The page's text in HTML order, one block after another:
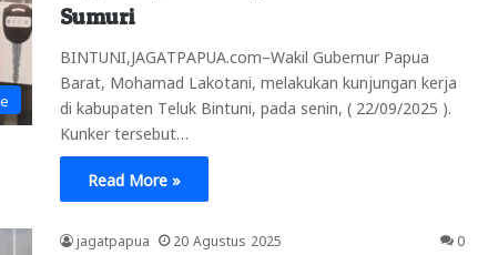
Sumuri
BINTUNI,JAGATPAPUA.com–Wakil Gubernur Papua
Barat, Mohamad Lakotani, melakukan kunjungan kerja
di kabupaten Teluk Bintuni, pada senin, ( 22/09/2025 ).
Kunker tersebut…
Read More »
jagatpapua 20 Agustus 2025 0